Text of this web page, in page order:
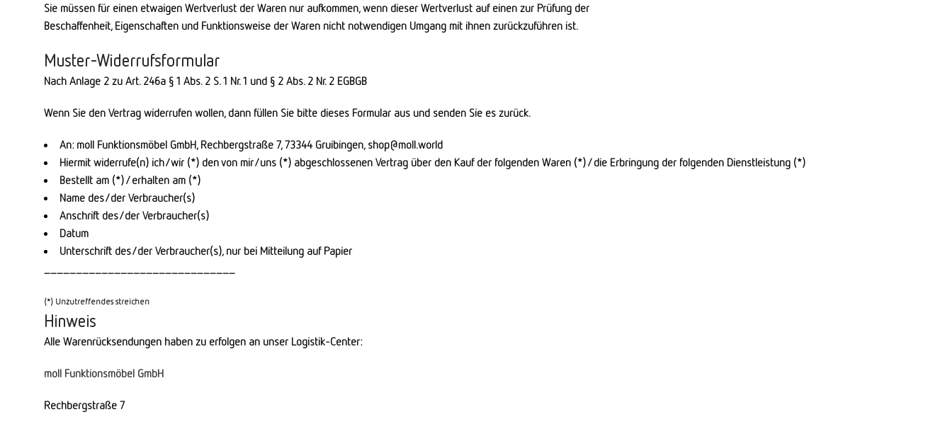
Sie müssen für einen etwaigen Wertverlust der Waren nur aufkommen, wenn dieser Wertverlust auf einen zur Prüfung der
Beschaffenheit, Eigenschaften und Funktionsweise der Waren nicht notwendigen Umgang mit ihnen zurückzuführen ist.
Muster-Widerrufsformular
Nach Anlage 2 zu Art. 246a § 1 Abs. 2 S. 1 Nr. 1 und § 2 Abs. 2 Nr. 2 EGBGB
Wenn Sie den Vertrag widerrufen wollen, dann füllen Sie bitte dieses Formular aus und senden Sie es zurück.
An: moll Funktionsmöbel GmbH, Rechbergstraße 7, 73344 Gruibingen, shop@moll.world
Hiermit widerrufe(n) ich/wir (*) den von mir/uns (*) abgeschlossenen Vertrag über den Kauf der folgenden Waren (*) / die Erbringung der folgenden Dienstleistung (*)
Bestellt am (*) / erhalten am (*)
Name des/der Verbraucher(s)
Anschrift des/der Verbraucher(s)
Datum
Unterschrift des/der Verbraucher(s), nur bei Mitteilung auf Papier
(*) Unzutreffendes streichen
Hinweis
Alle Warenrücksendungen haben zu erfolgen an unser Logistik-Center:
moll Funktionsmöbel GmbH
Rechbergstraße 7